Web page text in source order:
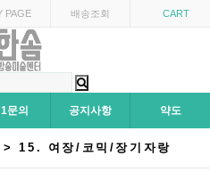
PAGE 배송조회 CART
문의 공지사항 약도
15. 여장/코믹/장기자랑